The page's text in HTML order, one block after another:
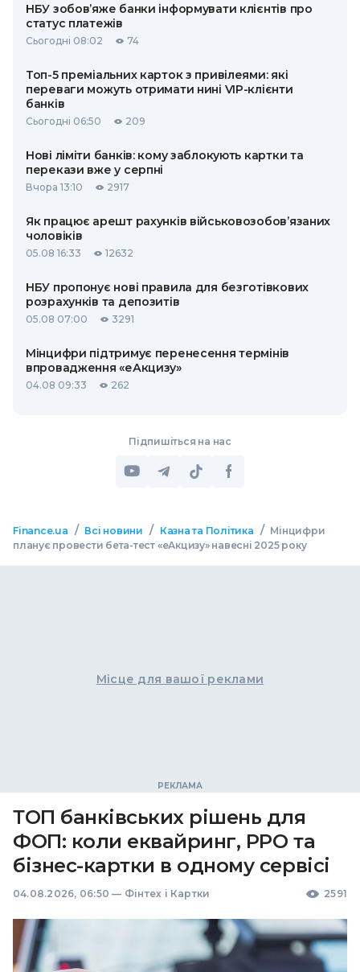
НБУ зобов’яже банки інформувати клієнтів про
статус платежів
Сьогодні 08:02 74
Топ-5 преміальних карток з привілеями: які
переваги можуть отримати нині VIP-клієнти
банків
Сьогодні 06:50 209
Нові ліміти банків: кому заблокують картки та
перекази вже у серпні
Вчора 13:10 2917
Як працює арешт рахунків військовозобов’язаних
чоловіків
05.08 16:33 12632
НБУ пропонує нові правила для безготівкових
розрахунків та депозитів
05.08 07:00 3291
Мінцифри підтримує перенесення термінів
впровадження «еАкцизу»
04.08 09:33 262
Підпишіться на нас
Finance.ua / Всі новини / Казна та Політика / Мінцифри
планує провести бета-тест «еАкцизу» навесні 2025 року
Місце для вашої реклами
ТОП банківських рішень для
ФОП: коли еквайринг, РРО та
бізнес-картки в одному сервісі
04.08.2026, 06:50 — Фінтех і Картки 2591